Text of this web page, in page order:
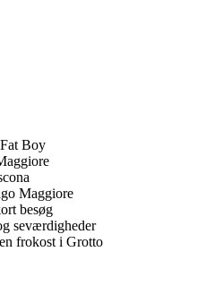
Boy
Maggiore
besøg
seværdigheder
frokost i Grotto